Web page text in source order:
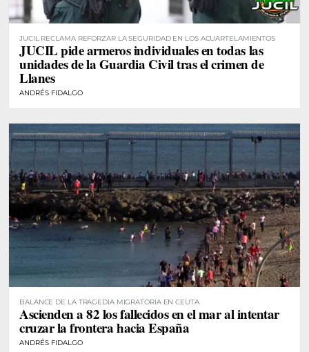
JUCIL RECLAMA REFORZAR LA SEGURIDAD EN LOS ACUARTELAMIENTOS
JUCIL pide armeros individuales en todas las
unidades de la Guardia Civil tras el crimen de
Llanes
ANDRÉS FIDALGO
BALANCE DE LA TRAGEDIA MIGRATORIA EN CEUTA
Ascienden a 82 los fallecidos en el mar al intentar
cruzar la frontera hacia España
ANDRÉS FIDALGO